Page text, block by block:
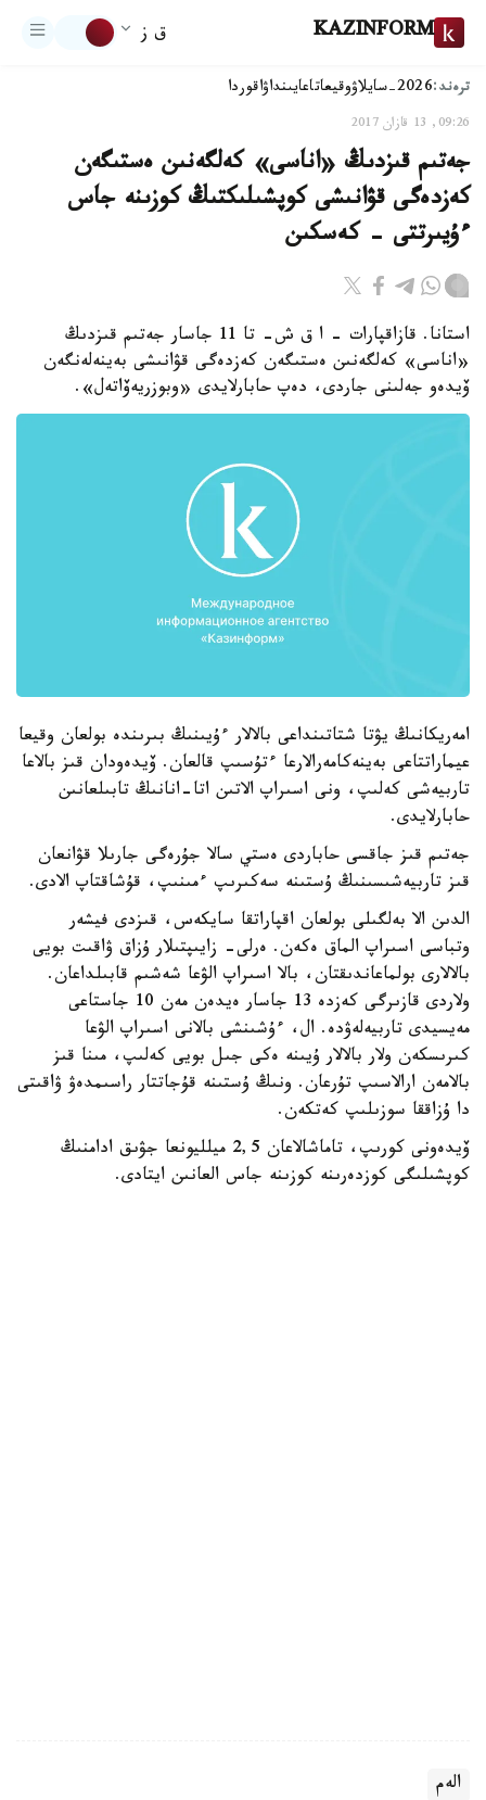
KAZINFORM ق ز
ترەند:2026-سايلاۋ وقيعاتاعايىنداۋاقوردا
09:26, 13 قازان 2017
جەتىم قىزدىڭ «اناسى» كەلگەنىن ەستىگەن
كەزدەگى قۋانىشى كوپشىلىكتىڭ كوزىنە جاس
ءۇيىرتتى - كەسكىن
استانا. قازاقپارات - ا ق ش- تا 11 جاسار جەتىم قىزدىڭ
«اناسى» كەلگەنىن ەستىگەن كەزدەگى قۋانىشى بەينەلەنگەن
ۆيدەو جەلىنى جاردى، دەپ حابارلايدى «وبوزريەۆاتەل».
امەريكانىڭ يۋتا شتاتىنداعى بالالار ءۇيىنىڭ بىرىندە بولعان وقيعا
عيماراتتاعى بەينەكامەرالارعا ءتۇسىپ قالعان. ۆيدەودان قىز بالاعا
تاربيەشى كەلىپ، ونى اسىراپ الاتىن اتا-انانىڭ تابىلعانىن
حابارلايدى.
جەتىم قىز جاقسى حاباردى ەستي سالا جۇرەگى جارىلا قۋانعان
قىز تاربيەشىسىنىڭ ۇستىنە سەكىرىپ ءمىنىپ، قۇشاقتاپ الادى.
الدىن الا بەلگىلى بولعان اقپاراتقا سايكەس، قىزدى فيشەر
وتباسى اسىراپ الماق ەكەن. ەرلى- زايىپتىلار ۇزاق ۋاقىت بويى
بالالارى بولماعاندىقتان، بالا اسىراپ الۋعا شەشىم قابىلداعان.
ولاردى قازىرگى كەزدە 13 جاسار ەيدەن مەن 10 جاستاعى
مەيسيدى تاربيەلەۋدە. ال، ءۇشىنشى بالانى اسىراپ الۋعا
كىرىسكەن ولار بالالار ۇيىنە ەكى جىل بويى كەلىپ، مىنا قىز
بالامەن ارالاسىپ تۇرعان. ونىڭ ۇستىنە قۇجاتتار راسىمدەۋ ۋاقىتى
دا ۇزاققا سوزىلىپ كەتكەن.
ۆيدەونى كورىپ، تاماشالاعان 2,5 ميلليونعا جۋىق ادامنىڭ
كوپشىلىگى كوزدەرىنە كوزىنە جاس العانىن ايتادى.
الەم